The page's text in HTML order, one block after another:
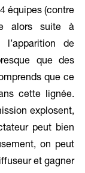
équipes (contre
alors suite à
de
que des
que ce
cette lignée.
explosent,
peut bien
on peut
et gagner